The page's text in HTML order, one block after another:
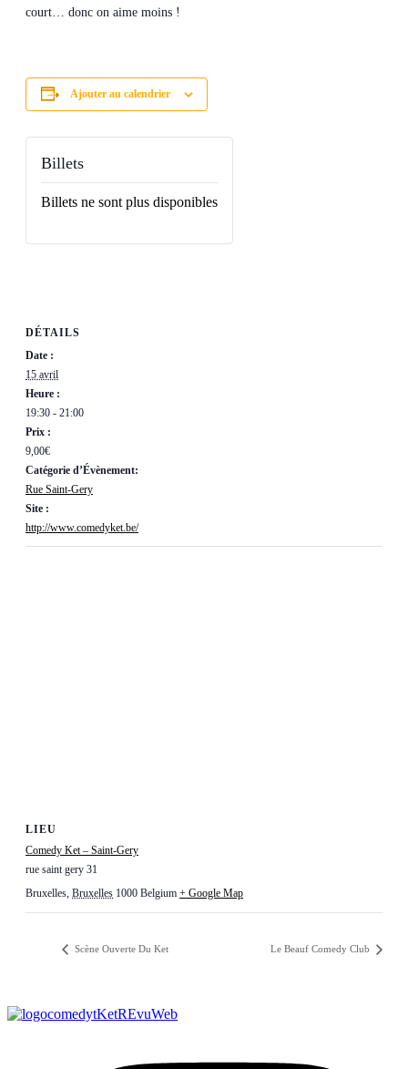
court… donc on aime moins !
Ajouter au calendrier
DÉTAILS
Date :
15 avril
Heure :
19:30 - 21:00
Prix :
9,00€
Catégorie d’Évènement:
Rue Saint-Gery
Site :
http://www.comedyket.be/
LIEU
Comedy Ket – Saint-Gery
rue saint gery 31
Bruxelles, Bruxelles 1000 Belgium + Google Map
Billets
Billets ne sont plus disponibles
Scène Ouverte Du Ket Le Beauf Comedy Club